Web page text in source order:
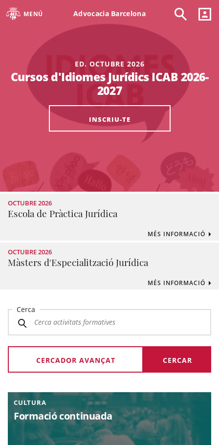
MENÚ Advocacia Barcelona
ED. OCTUBRE 2026
Cursos d'Idiomes Jurídics ICAB 2026-
2027
INSCRIU-TE
OCTUBRE 2026
Escola de Pràctica Jurídica
MÉS INFORMACIÓ
OCTUBRE 2026
Màsters d'Especialització Jurídica
MÉS INFORMACIÓ
Cerca
CERCADOR AVANÇAT
CULTURA
Formació continuada